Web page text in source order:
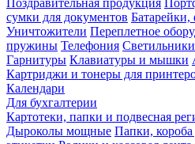
сумки для документов
Уничтожители Переплетное
пружины Телефония
Гарнитуры Клавиатуры и мышки
Картриджи и тонеры для
Календари
Для бухгалтерии
Картотеки, папки и подвесная
Дыроколы мощные Папки, короба